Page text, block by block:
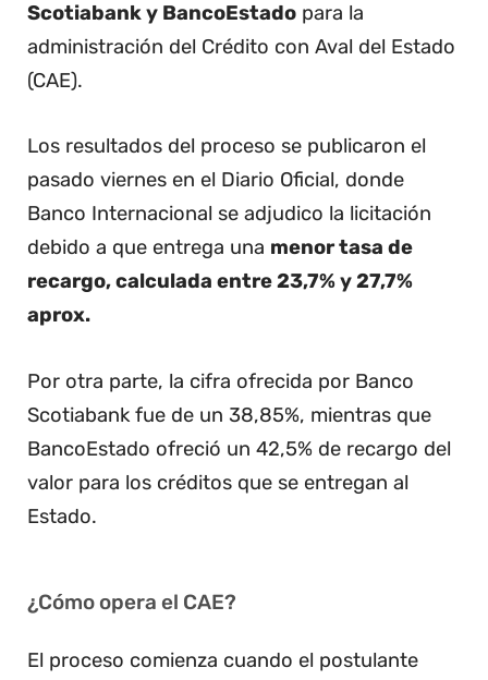
Scotiabank y BancoEstado para la
administración del Crédito con Aval del Estado
(CAE).
Los resultados del proceso se publicaron el
pasado viernes en el Diario Oficial, donde
Banco Internacional se adjudico la licitación
debido a que entrega una menor tasa de
recargo, calculada entre 23,7% y 27,7%
aprox.
Por otra parte, la cifra ofrecida por Banco
Scotiabank fue de un 38,85%, mientras que
BancoEstado ofreció un 42,5% de recargo del
valor para los créditos que se entregan al
Estado.
¿Cómo opera el CAE?
El proceso comienza cuando el postulante